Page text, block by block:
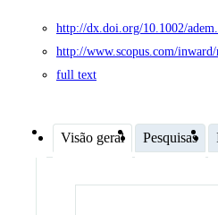
http://dx.doi.org/10.1002/
http://www.scopus.com/
full text
Visão geral Pesquisas